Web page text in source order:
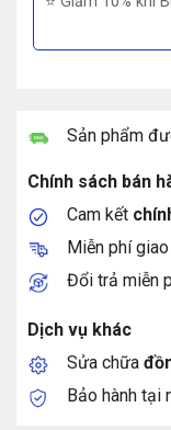
Sản phẩm
Chính sách bán
Cam kết
Miễn phí
Đổi trả miễn
Dịch vụ khác
Sửa chữa
Bảo hành tại